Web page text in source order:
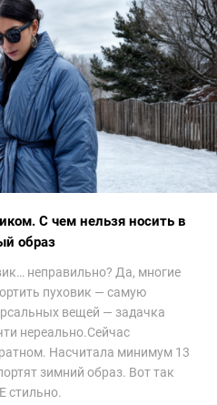
С чем нельзя носить в
образ
неправильно? Да, многие
пуховик — самую
вещей — задачка
нереально.Сейчас
Насчитала минимум 13
зимний образ. Вот так
стильно.